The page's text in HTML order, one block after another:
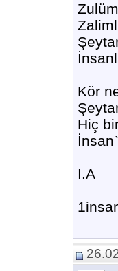
Kör
Hiç
I.A